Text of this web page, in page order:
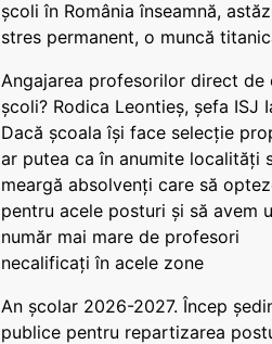
școli în România înseamnă,
stres permanent, o muncă
Angajarea profesorilor direct de
școli? Rodica Leontieș, șefa ISJ
Dacă școala își face selecție
ar putea ca în anumite localități
meargă absolvenți care să
pentru acele posturi și să avem
număr mai mare de profesori
necalificați în acele zone
An școlar 2026-2027. Încep
publice pentru repartizarea